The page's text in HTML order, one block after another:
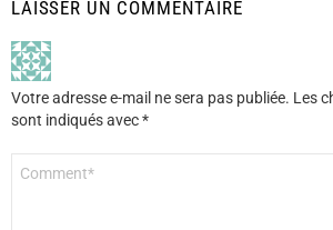
LAISSER UN COMMENTAIRE
Votre adresse e-mail ne sera pas publiée. Les
sont indiqués avec*